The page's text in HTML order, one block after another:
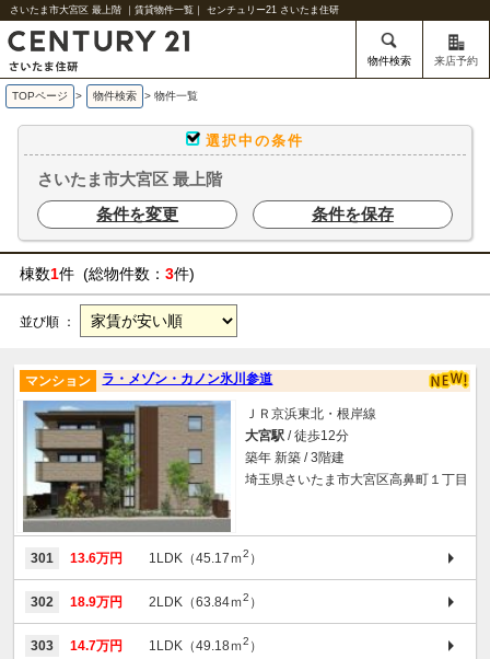
さいたま市大宮区 最上階 ｜賃貸物件一覧｜ センチュリー21 さいたま住研
物件検索 来店予約
TOPページ > 物件検索 > 物件一覧
選択中の条件
さいたま市大宮区 最上階
条件を変更
条件を保存
棟数1件 (総物件数： 3件)
並び順 ：
ラ・メゾン・カノン氷川参道
マンション
ＪＲ京浜東北・根岸線
大宮駅 / 徒歩12分
築年 新築 / 3階建
埼玉県さいたま市大宮区高鼻町１丁目
301 13.6万円 1LDK（45.17ｍ2 ）
302 18.9万円 2LDK（63.84ｍ2 ）
303 14.7万円 1LDK（49.18ｍ2 ）